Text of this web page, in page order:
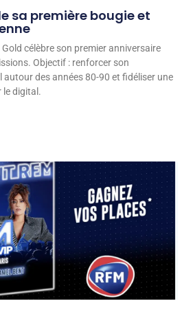
sa première bougie et
célèbre son premier anniversaire
Objectif : renforcer son
des années 80-90 et fidéliser une
le digital.